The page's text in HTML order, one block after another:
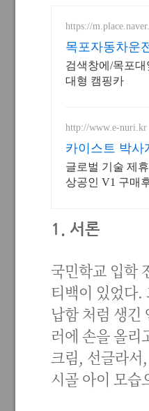
https://
목포자동차운
검색창에/목포대
대형 캠핑카
http://www.e-nuri.kr
카이스트 박사
글로벌 기술 제
상공인 V1 구매
1. 서론
국민학교 입학
티백이 있었다.
납함 처럼 생긴
러에 손을 올리
크림, 선글라서
시골 아이 모습